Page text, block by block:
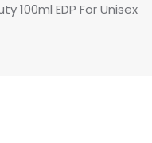
100ml EDP For Unisex